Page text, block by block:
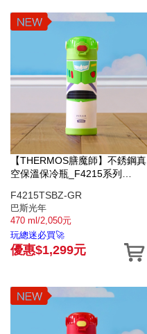
【THERMOS膳魔師】不銹鋼真
空保溫保冷瓶_F4215系列
F4215TSBZ-GR
巴斯光年
470 ml/2,050元
玩總迷必買🚀
優惠$1,299元